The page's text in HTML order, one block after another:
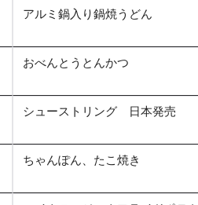
アルミ鍋入り鍋焼うどん
おべんとうとんかつ
シューストリング 日本発売
ちゃんぽん、たこ焼き